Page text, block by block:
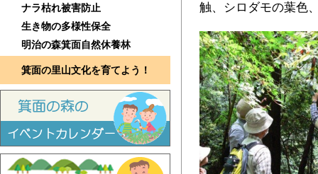
ナラ枯れ被害防止
生き物の多様性保全
明治の森箕面自然休養林
箕面の里山文化を育てよう！
触、シロダモの葉色